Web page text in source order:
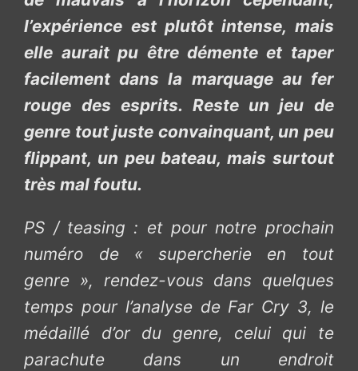
l’expérience est plutôt intense, mais
elle aurait pu être démente et taper
facilement dans la marquage au fer
rouge des esprits. Reste un jeu de
genre tout juste convainquant, un peu
flippant, un peu bateau, mais surtout
très mal foutu.
PS / teasing : et pour notre prochain
numéro de « supercherie en tout
genre », rendez-vous dans quelques
temps pour l’analyse de Far Cry 3, le
médaillé d’or du genre, celui qui te
parachute dans un endroit